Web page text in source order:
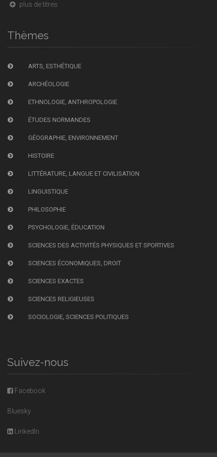
plus de titres
Thèmes
ARTS, ESTHÉTIQUE
ARCHÉOLOGIE
ETHNOLOGIE, ANTHROPOLOGIE
ÉTUDES NORMANDES
GÉOGRAPHIE, ENVIRONNEMENT
HISTOIRE
LITTÉRATURE, LANGUE ET CIVILISATION
LINGUISTIQUE
PHILOSOPHIE
PSYCHOLOGIE, ÉDUCATION
SCIENCES DES ACTIVITÉS PHYSIQUES ET SPORTIVES
SCIENCES ÉCONOMIQUES, DROIT
SCIENCES EXACTES
SCIENCES RELIGIEUSES
SOCIOLOGIE, SCIENCES POLITIQUES
Suivez-nous
Facebook
Bluesky
LinkedIn